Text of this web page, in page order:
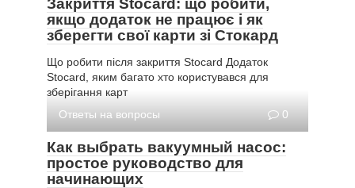
Закриття Stocard: що робити,
якщо додаток не працює і як
зберегти свої карти зі Стокард
Що робити після закриття Stocard Додаток
Stocard, яким багато хто користувався для
зберігання карт
Ответы на вопросы
0
Как выбрать вакуумный насос:
простое руководство для
начинающих